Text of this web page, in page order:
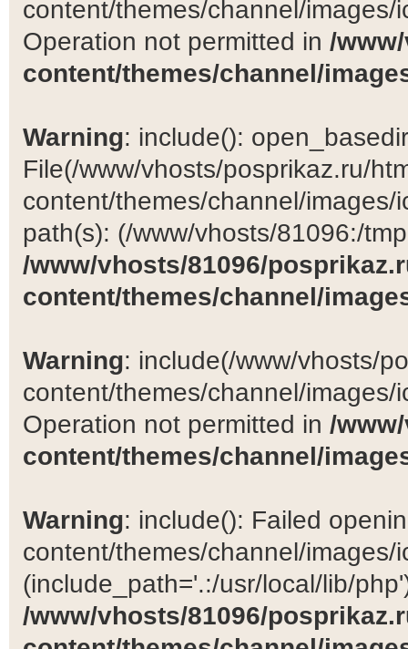
content/themes/channel/
Operation not permitted in /
content/themes/channel/
Warning: include():
File(/www/vhosts/posprikaz.ru/
content/themes/channel/
path(s): (/www/vhosts/81096:/
/www/vhosts/81096/
content/themes/channel/
Warning: include(/www/vhosts/
content/themes/channel/
Operation not permitted in /
content/themes/channel/
Warning: include(): Failed
content/themes/channel/images/
(include_path='.:/usr/local/lib/
/www/vhosts/81096/